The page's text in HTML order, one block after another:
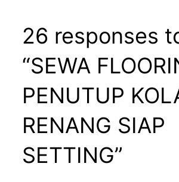
26 responses
“SEWA
PENUTUP
RENANG SIAP
SETTING”